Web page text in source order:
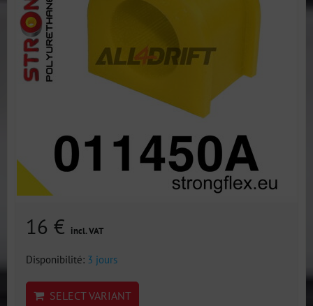
16 € incl. VAT
Disponibilité: 3 jours
SELECT VARIANT